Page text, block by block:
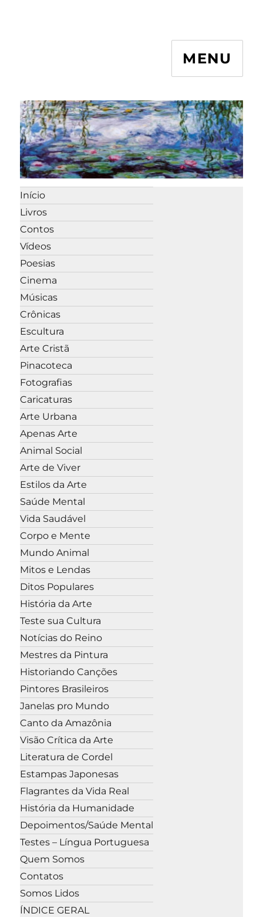
MENU
Início
Livros
Contos
Vídeos
Poesias
Cinema
Músicas
Crônicas
Escultura
Arte Cristã
Pinacoteca
Fotografias
Caricaturas
Arte Urbana
Apenas Arte
Animal Social
Arte de Viver
Estilos da Arte
Saúde Mental
Vida Saudável
Corpo e Mente
Mundo Animal
Mitos e Lendas
Ditos Populares
História da Arte
Teste sua Cultura
Notícias do Reino
Mestres da Pintura
Historiando Canções
Pintores Brasileiros
Janelas pro Mundo
Canto da Amazônia
Visão Crítica da Arte
Literatura de Cordel
Estampas Japonesas
Flagrantes da Vida Real
História da Humanidade
Depoimentos/Saúde Mental
Testes – Língua Portuguesa
Quem Somos
Contatos
Somos Lidos
ÍNDICE GERAL